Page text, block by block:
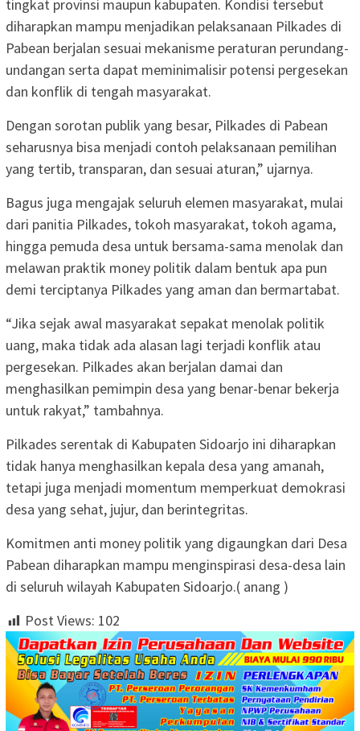
tingkat provinsi maupun kabupaten. Kondisi tersebut
diharapkan mampu menjadikan pelaksanaan Pilkades di
Pabean berjalan sesuai mekanisme peraturan perundang-
undangan serta dapat meminimalisir potensi pergesekan
dan konflik di tengah masyarakat.
Dengan sorotan publik yang besar, Pilkades di Pabean
seharusnya bisa menjadi contoh pelaksanaan pemilihan
yang tertib, transparan, dan sesuai aturan,” ujarnya.
Bagus juga mengajak seluruh elemen masyarakat, mulai
dari panitia Pilkades, tokoh masyarakat, tokoh agama,
hingga pemuda desa untuk bersama-sama menolak dan
melawan praktik money politik dalam bentuk apa pun
demi terciptanya Pilkades yang aman dan bermartabat.
“Jika sejak awal masyarakat sepakat menolak politik
uang, maka tidak ada alasan lagi terjadi konflik atau
pergesekan. Pilkades akan berjalan damai dan
menghasilkan pemimpin desa yang benar-benar bekerja
untuk rakyat,” tambahnya.
Pilkades serentak di Kabupaten Sidoarjo ini diharapkan
tidak hanya menghasilkan kepala desa yang amanah,
tetapi juga menjadi momentum memperkuat demokrasi
desa yang sehat, jujur, dan berintegritas.
Komitmen anti money politik yang digaungkan dari Desa
Pabean diharapkan mampu menginspirasi desa-desa lain
di seluruh wilayah Kabupaten Sidoarjo.( anang )
Post Views: 102